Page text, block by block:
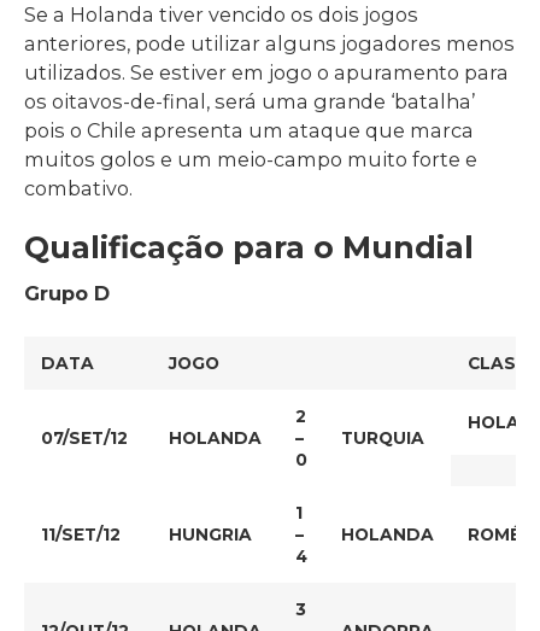
Se a Holanda tiver vencido os dois jogos
anteriores, pode utilizar alguns jogadores menos
utilizados. Se estiver em jogo o apuramento para
os oitavos-de-final, será uma grande ‘batalha’
pois o Chile apresenta um ataque que marca
muitos golos e um meio-campo muito forte e
combativo.
Qualificação para o Mundial
Grupo D
DATA JOGO
07/SET/12 HOLANDA
2
–
0
TURQUIA
11/SET/12 HUNGRIA
1
–
4
HOLANDA
3